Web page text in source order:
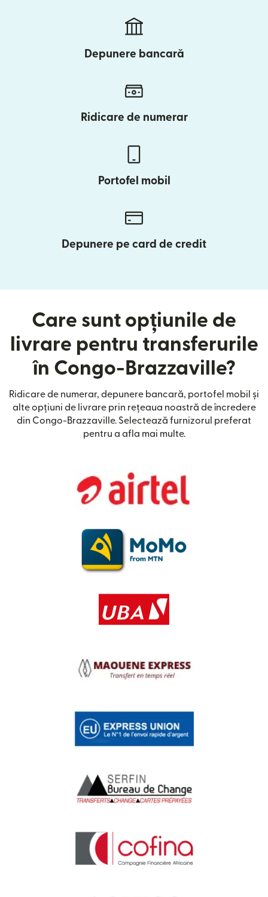
Depunere bancară
Ridicare de numerar
Portofel mobil
Depunere pe card de credit
Care sunt opțiunile de
livrare pentru transferurile
în Congo-Brazzaville?
Ridicare de numerar, depunere bancară, portofel mobil și
alte opțiuni de livrare prin rețeaua noastră de încredere
din Congo-Brazzaville. Selectează furnizorul preferat
pentru a afla mai multe.